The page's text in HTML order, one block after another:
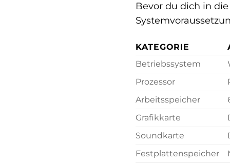
Bevor du dich in
KATEGORIE
Betriebssystem
Prozessor
Arbeitsspeicher
Grafikkarte
Soundkarte
Festplattenspeicher